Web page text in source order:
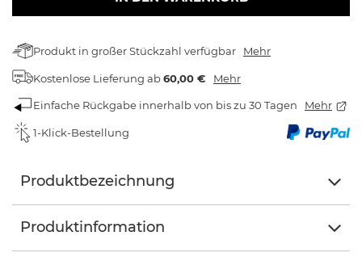
Produkt in großer Stückzahl verfügbar Mehr
Kostenlose Lieferung ab60,00 € Mehr
Einfache Rückgabe innerhalb von bis zu 30 Tagen Mehr
1-Klick-Bestellung
Produktbezeichnung
Produktinformation